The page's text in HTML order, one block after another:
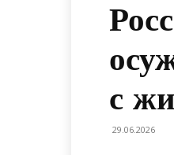
с
29.06.2026